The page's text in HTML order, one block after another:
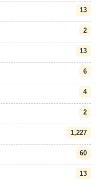
13
2
13
6
4
2
1,227
60
13